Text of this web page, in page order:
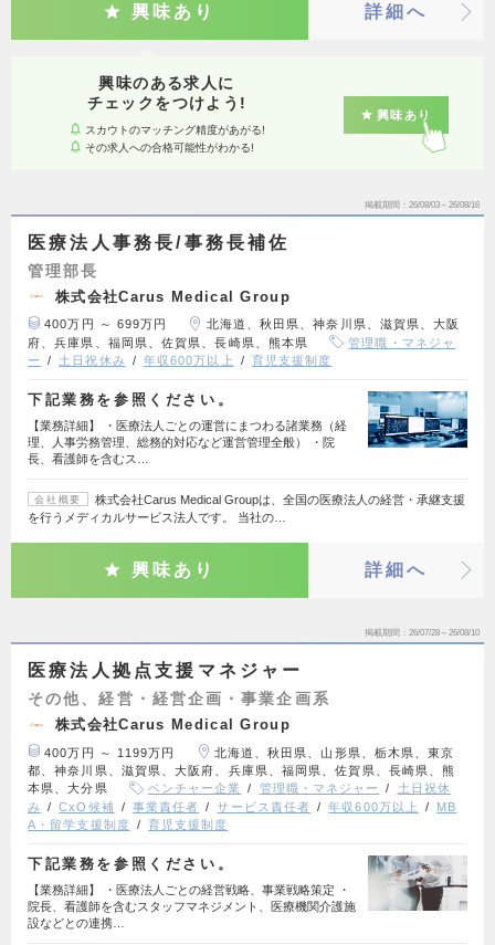
興味あり 詳細へ
興味のある求人に
チェックをつけよう!
スカウトのマッチング精度があがる!
その求人への合格可能性がわかる!
興味あり
掲載期間 26/08/03～26/08/16
医療法人事務長/事務長補佐
管理部長
株式会社Carus Medical Group
400万円 ～ 699万円
北海道、秋田県、神奈川県、滋賀県、大阪
府、兵庫県、福岡県、佐賀県、長崎県、熊本県
管理職・マネジャ
ー
土日祝休み 年収600万以上 育児支援制度
下記業務を参照ください。
【業務詳細】 ・医療法人ごとの運営にまつわる諸業務（経
理、人事労務管理、総務的対応など運営管理全般） ・院
長、看護師を含むス…
会社概要
株式会社Carus Medical Groupは、全国の医療法人の経営・承継支援
を行うメディカルサービス法人です。 当社の…
興味あり 詳細へ
掲載期間 26/07/28～26/08/10
医療法人拠点支援マネジャー
その他、経営・経営企画・事業企画系
株式会社Carus Medical Group
400万円 ～ 1199万円
北海道、秋田県、山形県、栃木県、東京
都、神奈川県、滋賀県、大阪府、兵庫県、福岡県、佐賀県、長崎県、熊
本県、大分県
ベンチャー企業 管理職・マネジャー
土日祝休
み
CxO候補 事業責任者 サービス責任者 年収600万以上
MB
A・留学支援制度
育児支援制度
下記業務を参照ください。
【業務詳細】 ・医療法人ごとの経営戦略、事業戦略策定 ・
院長、看護師を含むスタッフマネジメント、医療機関介護施
設などとの連携…